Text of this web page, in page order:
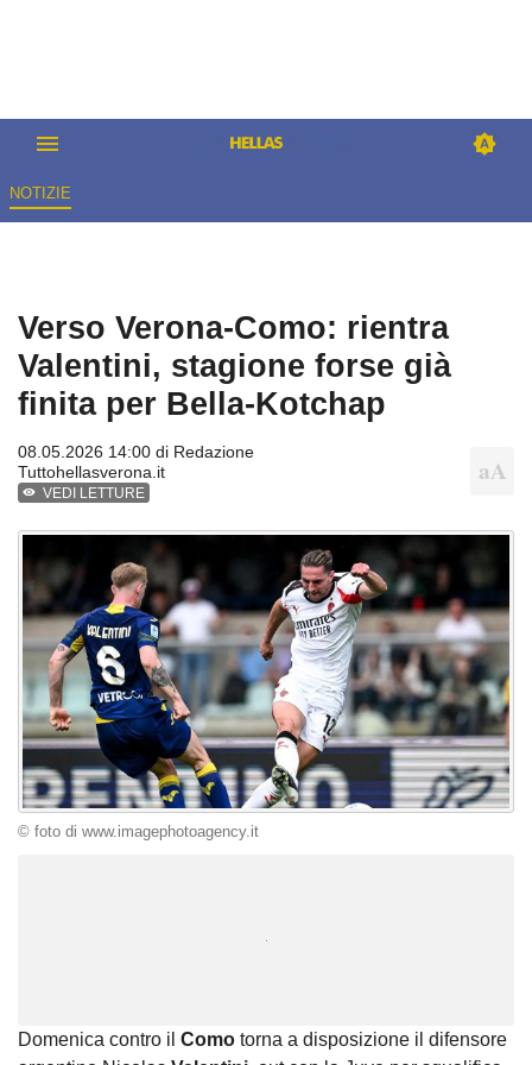
NOTIZIE
Verso Verona-Como: rientra
Valentini, stagione forse già
finita per Bella-Kotchap
08.05.2026 14:00 di Redazione
Tuttohellasverona.it
VEDI LETTURE
© foto di www.imagephotoagency.it
Domenica contro il Como torna a disposizione il difensore